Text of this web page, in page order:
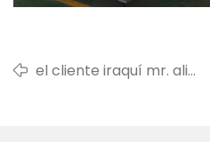
el cliente iraquí mr. ali